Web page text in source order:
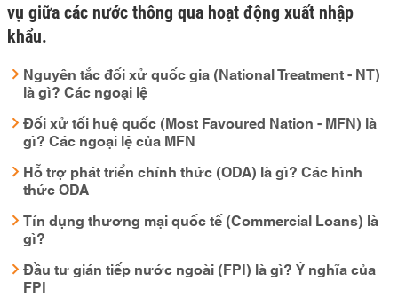
vụ giữa các nước thông qua hoạt động xuất nhập
khẩu.
Nguyên tắc đối xử quốc gia (National Treatment - NT)
là gì? Các ngoại lệ
Đối xử tối huệ quốc (Most Favoured Nation - MFN) là
gì? Các ngoại lệ của MFN
Hỗ trợ phát triển chính thức (ODA) là gì? Các hình
thức ODA
Tín dụng thương mại quốc tế (Commercial Loans) là
gì?
Đầu tư gián tiếp nước ngoài (FPI) là gì? Ý nghĩa của
FPI